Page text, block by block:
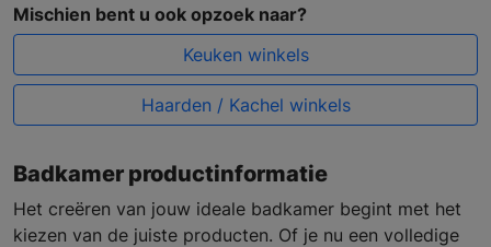
Mischien bent u ook opzoek naar?
Keuken winkels
Haarden / Kachel winkels
Badkamer productinformatie
Het creëren van jouw ideale badkamer begint met het
kiezen van de juiste producten. Of je nu een volledige